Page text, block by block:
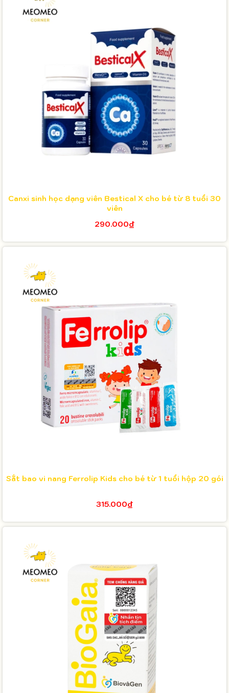
Canxi sinh học dạng viên Bestical X cho bé từ 8 tuổi 30
viên
290.000₫
Sắt bao vi nang Ferrolip Kids cho bé từ 1 tuổi hộp 20 gói
315.000₫